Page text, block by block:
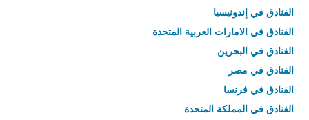
الفنادق في إندونيسيا
الفنادق في الامارات العربية المتحدة
الفنادق في البحرين
الفنادق في مصر
الفنادق في فرنسا
الفنادق في المملكة المتحدة